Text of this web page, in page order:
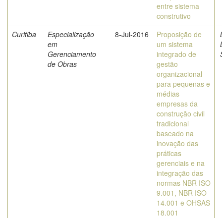
entre sistema
construtivo
Curitiba
Especialização
em
Gerenciamento
de Obras
8-Jul-2016
Proposição de
um sistema
integrado de
gestão
organizacional
para pequenas e
médias
empresas da
construção civil
tradicional
baseado na
inovação das
práticas
gerenciais e na
integração das
normas NBR ISO
9.001, NBR ISO
14.001 e OHSAS
18.001